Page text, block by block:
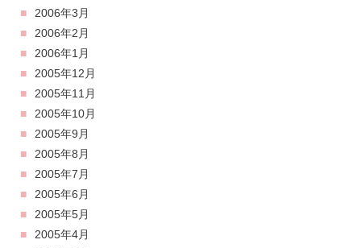
2006年3月
2006年2月
2006年1月
2005年12月
2005年11月
2005年10月
2005年9月
2005年8月
2005年7月
2005年6月
2005年5月
2005年4月